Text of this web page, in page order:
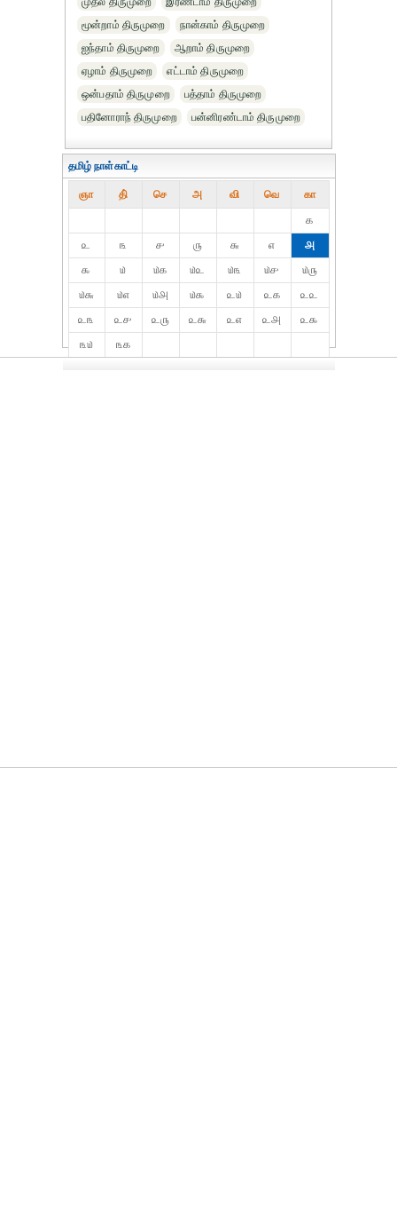
மூன்றாம் திருமுறை
நான்காம் திருமுறை
ஐந்தாம் திருமுறை
ஆறாம் திருமுறை
ஏழாம் திருமுறை
எட்டாம் திருமுறை
ஒன்பதாம் திருமுறை
பத்தாம் திருமுறை
பதினோராந் திருமுறை
பன்னிரண்டாம் திருமுறை
தமிழ் நாள்காட்டி
ஞா தி் செ அ வி வெ கா
௧
௨
௩ ௪ ௫ ௬ ௭
௮
௯
௰ ௰௧ ௰௨ ௰௩ ௰௪
௰௫
௰௬
௰௭ ௰௮ ௰௯ ௨௰ ௨௧
௨௨
௨௩
௨௪ ௨௫ ௨௬ ௨௭ ௨௮
௨௯
௩௰
௩௧